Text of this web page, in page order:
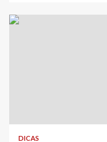
supermercado
DICAS